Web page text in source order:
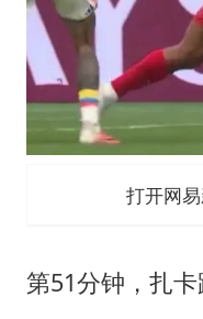
打开网
第51分钟，扎